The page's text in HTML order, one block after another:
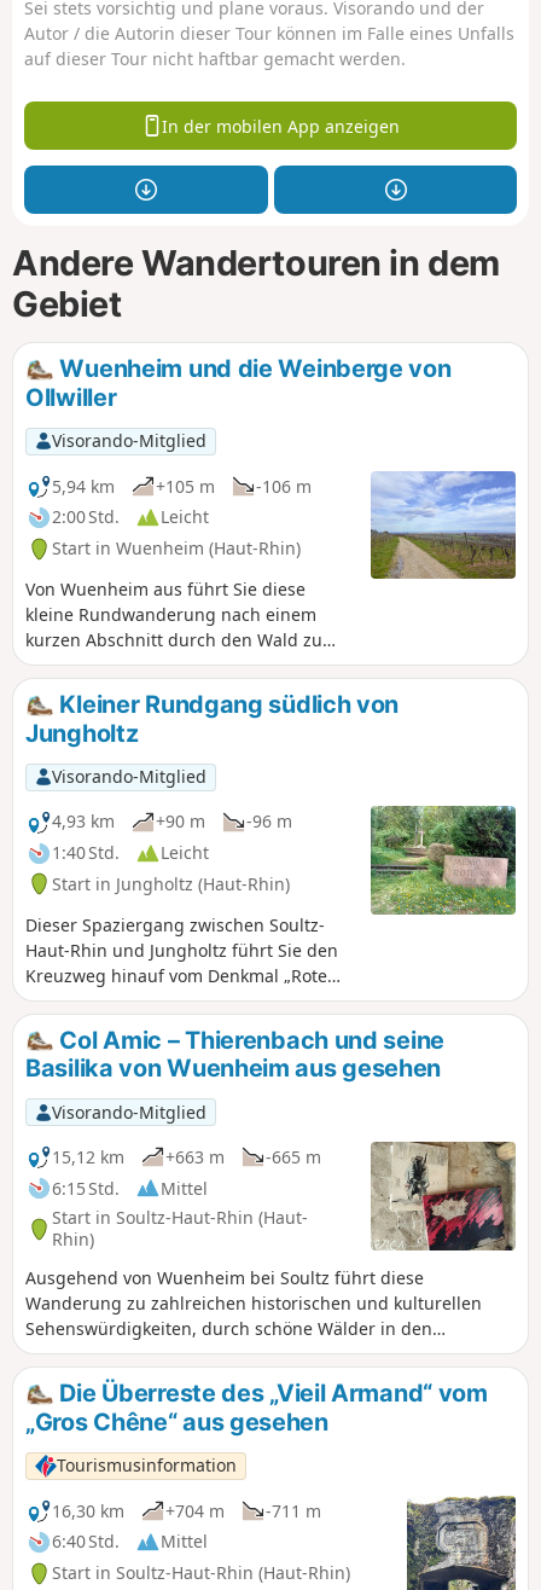
Sei stets vorsichtig und plane voraus. Visorando und der
Autor / die Autorin dieser Tour können im Falle eines Unfalls
auf dieser Tour nicht haftbar gemacht werden.
In der mobilen App anzeigen
Andere Wandertouren in dem
Gebiet
Wuenheim und die Weinberge von
Ollwiller
Visorando-Mitglied
5,94 km
+105 m
-106 m
2:00 Std.
Leicht
Start in Wuenheim (Haut-Rhin)
Von Wuenheim aus führt Sie diese
kleine Rundwanderung nach einem
kurzen Abschnitt durch den Wald zu
den Weinbergen von Ollwiller.
Kleiner Rundgang südlich von
Jungholtz
Visorando-Mitglied
4,93 km
+90 m
-96 m
1:40 Std.
Leicht
Start in Jungholtz (Haut-Rhin)
Dieser Spaziergang zwischen Soultz-
Haut-Rhin und Jungholtz führt Sie den
Kreuzweg hinauf vom Denkmal „Rote
Rain“ bis zur berühmten Basilika von
Thierenbach, bevor Sie das Dorf
Jungholtz durchqueren, um zum
Mittelbourg und seinen Weinbergen zu
gelangen, und schließlich zum
Ausgangspunkt in der Nähe des
Storchenparks von Soultz/Wuenheim
zurückkehren.
Col Amic – Thierenbach und seine
Basilika von Wuenheim aus gesehen
Visorando-Mitglied
15,12 km
+663 m
-665 m
6:15 Std.
Mittel
Start in Soultz-Haut-Rhin (Haut-
Rhin)
Ausgehend von Wuenheim bei Soultz führt diese
Wanderung zu zahlreichen historischen und kulturellen
Sehenswürdigkeiten, durch schöne Wälder in den
Ausläufern der Vogesen bis zum Col Amic auf der Route des
Crêtes, vorbei an historischen Stätten des Ersten Weltkriegs
in der Nähe des Hartmannswillerkopf: Zimmermannskreuz,
Baratin-Bunker und Sicurani-Kapelle, dann Rückweg über
den Bergbauerngasthof Kohlschlag, Holzwasen, die Kapelle
Sainte Anne, die Basilika Notre-Dame de Thierenbach und
den jüdischen Friedhof von Jungholtz.
Die Überreste des „Vieil Armand“ vom
„Gros Chêne“ aus gesehen
Tourismusinformation
16,30 km
+704 m
-711 m
6:40 Std.
Mittel
Start in Soultz-Haut-Rhin (Haut-Rhin)